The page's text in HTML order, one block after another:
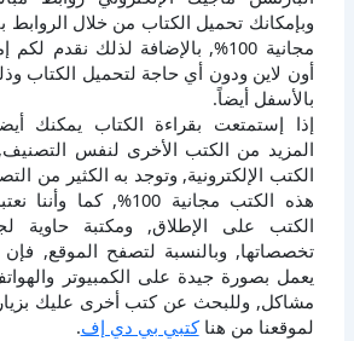
وبإمكانك تحميل الكتاب من خلال
مجانية 100%, بالإضافة لذلك نقدم
أون لاين ودون أي حاجة لتحميل الكتاب
بالأسفل أيضاً.
إذا إستمتعت بقراءة الكتاب يمكنك
المزيد من الكتب الأخرى لنفس
الكتب الإلكترونية, وتوجد به الكثير من
هذه الكتب مجانية 100%,
الكتب على الإطلاق, ومكتبة حاوية
يعمل بصورة جيدة على الكمبيوتر
مشاكل, وللبحث عن كتب أخرى عليك
لموقعنا من هناكتبي بي دي إف.